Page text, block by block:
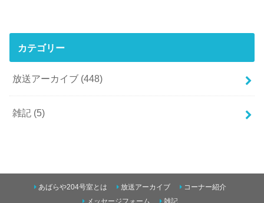
カテゴリー
放送アーカイブ (448)
雑記 (5)
あばらや204号室とは 放送アーカイブ
コーナー紹介
メッセージフォーム
雑記